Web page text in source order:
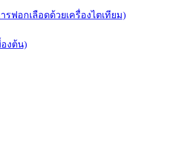
ฟอกเลือดด้วยเครื่องไตเทียม)
งต้น)